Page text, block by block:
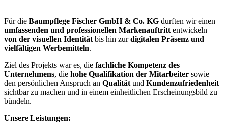
Für die Baumpflege Fischer GmbH & Co. KG durften wir einen
umfassenden und professionellen Markenauftritt entwickeln –
von der visuellen Identität bis hin zurdigitalen Präsenz und
vielfältigen Werbemitteln.
Ziel des Projekts war es, die fachliche Kompetenz des
Unternehmens, die hohe Qualifikation der Mitarbeiter sowie
den persönlichen Anspruch an Qualität und Kundenzufriedenheit
sichtbar zu machen und in einem einheitlichen Erscheinungsbild zu
bündeln.
Unsere Leistungen: